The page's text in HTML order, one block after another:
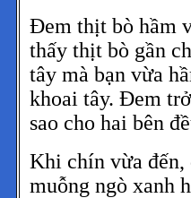
Đem thịt bò hầm
thấy thịt bò gần
tây mà bạn vừa
khoai tây. Đem
sao cho hai bên
Khi chín vừa đến,
muỗng ngò xanh